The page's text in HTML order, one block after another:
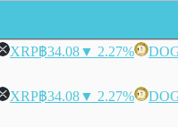
XRP฿34.08▼ 2.27%
XRP฿34.08▼ 2.27%